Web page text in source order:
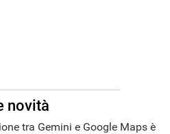
novità
tra Gemini e Google Maps è